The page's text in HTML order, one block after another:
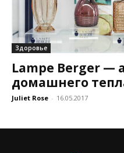
Здоровье
Lampe Berger —
домашнего
Juliet Rose - 16.05.2017